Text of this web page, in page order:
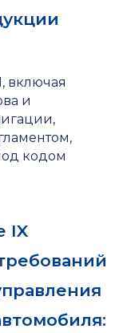
включая
и
кодом
IX